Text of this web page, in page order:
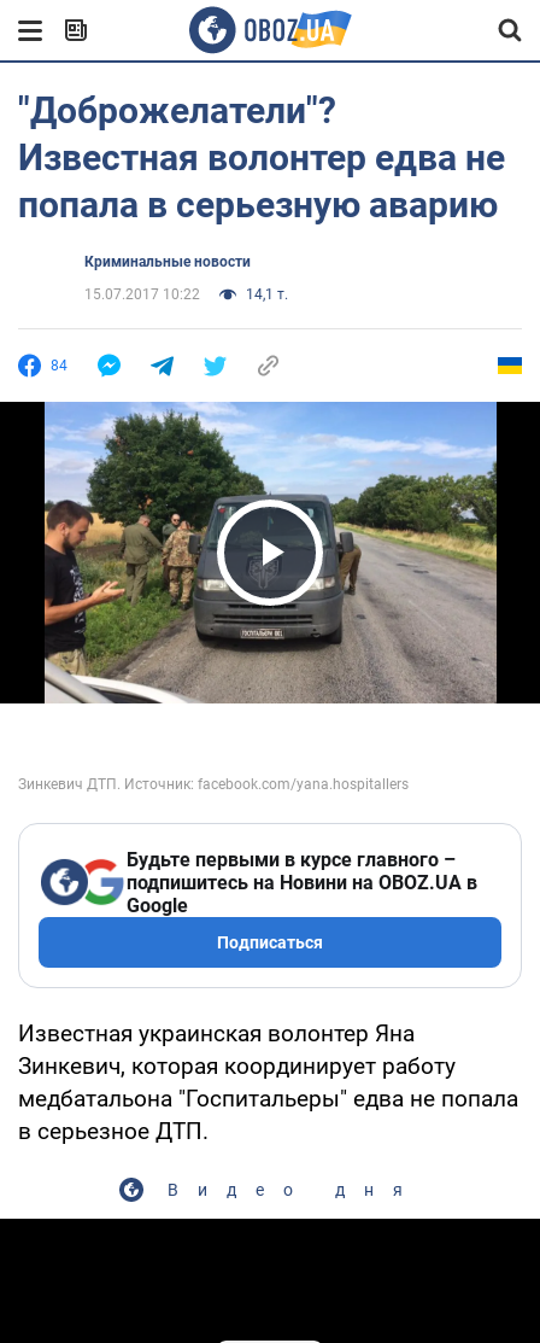
"Доброжелатели"?
Известная волонтер едва не
попала в серьезную аварию
Криминальные новости
15.07.2017 10:22
14,1 т.
84
Play Video
Будьте первыми в курсе главного –
подпишитесь на Новини на OBOZ.UA в
Google
Подписаться
Известная украинская волонтер Яна
Зинкевич, которая координирует работу
медбатальона "Госпитальеры" едва не попала
в серьезное ДТП.
Видео дня